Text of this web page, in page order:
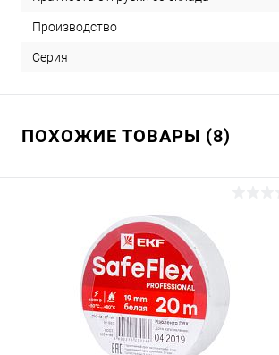
Производство
Серия
ПОХОЖИЕ ТОВАРЫ (8)